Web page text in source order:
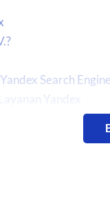
Search Engine
Yandex
dengan Google
untuk Pencarian